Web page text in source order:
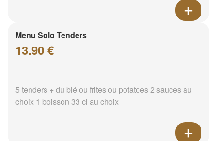
Menu Solo Tenders
13.90 €
5 tenders + du blé ou frites ou potatoes 2 sauces au
choix 1 boisson 33 cl au choix